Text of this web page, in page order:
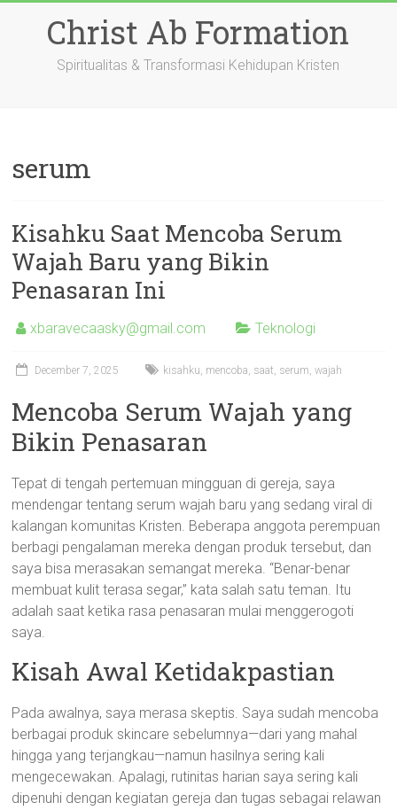
Christ Ab Formation
Spiritualitas & Transformasi Kehidupan Kristen
serum
Kisahku Saat Mencoba Serum
Wajah Baru yang Bikin
Penasaran Ini
xbaravecaasky@gmail.com Teknologi
December 7, 2025 kisahku, mencoba, saat, serum,wajah
Mencoba Serum Wajah yang
Bikin Penasaran
Tepat di tengah pertemuan mingguan di gereja, saya
mendengar tentang serum wajah baru yang sedang viral di
kalangan komunitas Kristen. Beberapa anggota perempuan
berbagi pengalaman mereka dengan produk tersebut, dan
saya bisa merasakan semangat mereka. “Benar-benar
membuat kulit terasa segar,” kata salah satu teman. Itu
adalah saat ketika rasa penasaran mulai menggerogoti
saya.
Kisah Awal Ketidakpastian
Pada awalnya, saya merasa skeptis. Saya sudah mencoba
berbagai produk skincare sebelumnya—dari yang mahal
hingga yang terjangkau—namun hasilnya sering kali
mengecewakan. Apalagi, rutinitas harian saya sering kali
dipenuhi dengan kegiatan gereja dan tugas sebagai relawan